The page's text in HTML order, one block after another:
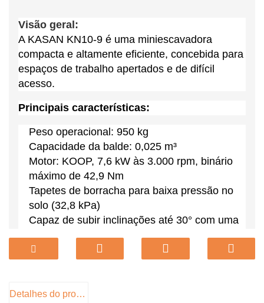
Visão geral:
A KASAN KN10-9 é uma miniescavadora
compacta e altamente eficiente, concebida para
espaços de trabalho apertados e de difícil
acesso.
Principais características:
Peso operacional: 950 kg
Capacidade da balde: 0,025 m³
Motor: KOOP, 7,6 kW às 3.000 rpm, binário
máximo de 42,9 Nm
Tapetes de borracha para baixa pressão no
solo (32,8 kPa)
Capaz de subir inclinações até 30° com uma
velocidade de rotação de 9,5 rpm
Sistema hidráulico: bomba de pistão de 18
mm
Detalhes do produto